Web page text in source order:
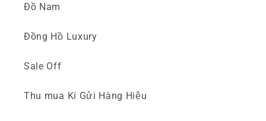
Đồ Nam
Đồng Hồ Luxury
Sale Off
Thu mua Kí Gửi Hàng Hiệu